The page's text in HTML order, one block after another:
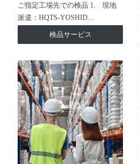
ご指定工場先での検品 1. 現地
派遣：HQTS-YOSHID…
検品サービス